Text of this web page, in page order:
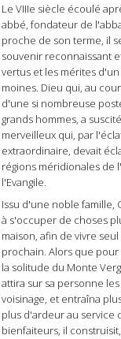
Le VIIIe siècle écoulé
abbé, fondateur de
proche de son terme, il
souvenir reconnaissant
vertus et les mérites
moines. Dieu qui, au
d'une si nombreuse
grands hommes, a
merveilleux qui, par
extraordinaire, devait
régions méridionales de
l'Evangile.
Issu d'une noble famille,
à s'occuper de choses
maison, afin de vivre
prochain. Alors que
la solitude du Monte
attira sur sa personne
voisinage, et entraîna
plus d'ardeur au service
bienfaiteurs, il